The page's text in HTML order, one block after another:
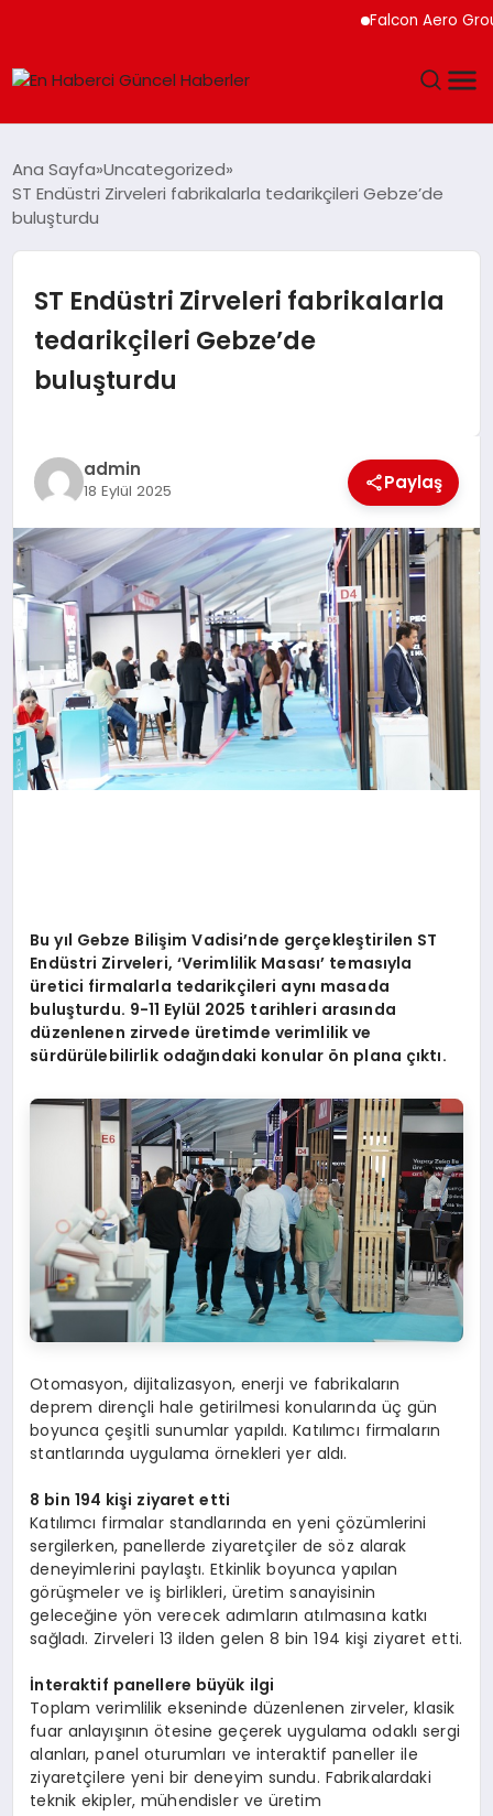
Falcon Aero Group,
SPOR
MAGAZIN
EKONOMI
EĞITIM
SIYASET
Ana Sayfa Uncategorized
ST Endüstri Zirveleri fabrikalarla tedarikçileri Gebze’de
buluşturdu
ST Endüstri Zirveleri fabrikalarla
tedarikçileri Gebze’de
buluşturdu
admin
18 Eylül 2025 Paylaş
Bu yıl Gebze Bilişim Vadisi’nde gerçekleştirilen ST
Endüstri Zirveleri, ‘Verimlilik Masası’ temasıyla
üretici firmalarla tedarikçileri aynı masada
buluşturdu. 9-11 Eylül 2025 tarihleri arasında
düzenlenen zirvede üretimde verimlilik ve
sürdürülebilirlik odağındaki konular ön plana çıktı.
Otomasyon, dijitalizasyon, enerji ve fabrikaların
deprem dirençli hale getirilmesi konularında üç gün
boyunca çeşitli sunumlar yapıldı. Katılımcı firmaların
stantlarında uygulama örnekleri yer aldı.
8 bin 194 kişi ziyaret etti
Katılımcı firmalar standlarında en yeni çözümlerini
sergilerken, panellerde ziyaretçiler de söz alarak
deneyimlerini paylaştı. Etkinlik boyunca yapılan
görüşmeler ve iş birlikleri, üretim sanayisinin
geleceğine yön verecek adımların atılmasına katkı
sağladı. Zirveleri 13 ilden gelen 8 bin 194 kişi ziyaret etti.
İnteraktif panellere büyük ilgi
Toplam verimlilik ekseninde düzenlenen zirveler, klasik
fuar anlayışının ötesine geçerek uygulama odaklı sergi
alanları, panel oturumları ve interaktif paneller ile
ziyaretçilere yeni bir deneyim sundu. Fabrikalardaki
teknik ekipler, mühendisler ve üretim